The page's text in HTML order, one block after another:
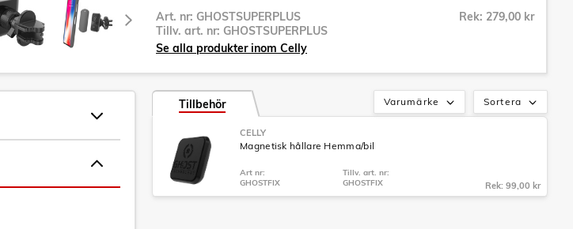
Art. nr: GHOSTSUPERPLUS
Tillv. art. nr: GHOSTSUPERPLUS
Rek: 279,00 kr
Se alla produkter inom Celly
Sortera
Varumärke
Tillbehör
CELLY
Magnetisk hållare Hemma/bil
Art nr:
GHOSTFIX
Tillv. art. nr:
GHOSTFIX
Rek: 99,00 kr